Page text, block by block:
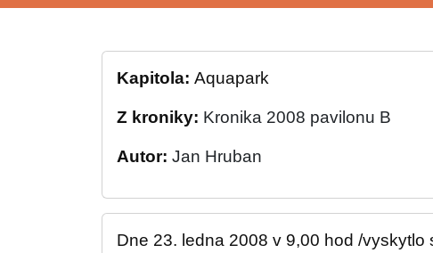
Kapitola: Aquapark
Z kroniky: Kronika 2008 pavilonu B
Autor: Jan Hruban
Dne 23. ledna 2008 v 9,00 hod /